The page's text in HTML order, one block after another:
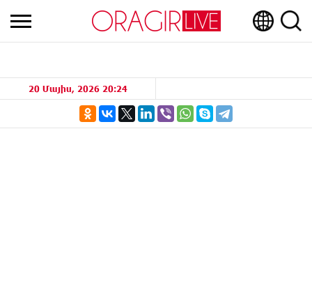
20 Մայիս, 2026 20:24